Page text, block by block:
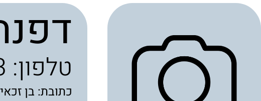
טלפון: 0778045393
כתובת: בן זכאי 1, אלעד